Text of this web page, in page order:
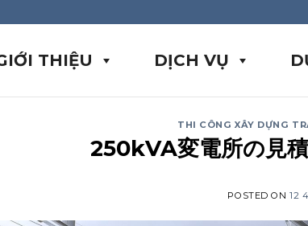
THIỆU DỊCH VỤ
THI CÔNG XÂY DỰNG
250kVA変電所の見
POSTED ON12